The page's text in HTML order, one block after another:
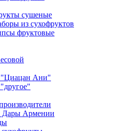
сушеные
из сухофруктов
фруктовые
Ани"
Дары Армении